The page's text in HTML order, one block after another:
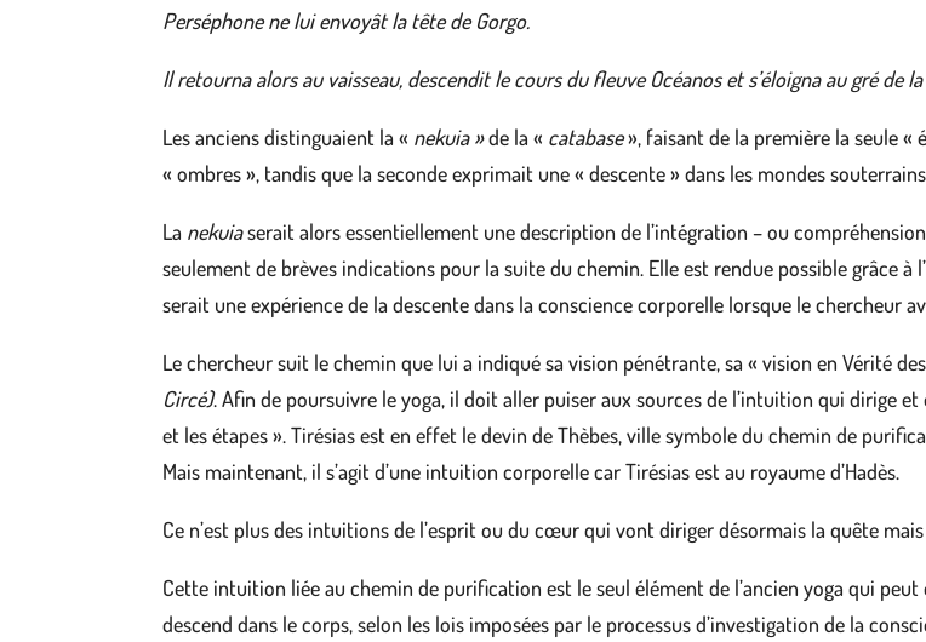
Perséphone ne lui envoyât la tête de Gorgo.
Il retourna alors au vaisseau, descendit le cours du fleuve Océanos et s’éloigna au gré de
Les anciens distinguaient la « nekuia »de la « catabase», faisant de la première la seule
« ombres », tandis que la seconde exprimait une « descente » dans les mondes
La nekuiaserait alors essentiellement une description de l’intégration – ou
seulement de brèves indications pour la suite du chemin. Elle est rendue possible grâce à
serait une expérience de la descente dans la conscience corporelle lorsque le chercheur
Le chercheur suit le chemin que lui a indiqué sa vision pénétrante, sa « vision en Vérité
Circé). Afin de poursuivre le yoga, il doit aller puiser aux sources de l’intuition qui dirige
et les étapes ». Tirésias est en effet le devin de Thèbes, ville symbole du chemin de
Mais maintenant, il s’agit d’une intuition corporelle car Tirésias est au royaume d’Hadès.
Ce n’est plus des intuitions de l’esprit ou du cœur qui vont diriger désormais la quête
Cette intuition liée au chemin de purification est le seul élément de l’ancien yoga qui
descend dans le corps, selon les lois imposées par le processus d’investigation de la